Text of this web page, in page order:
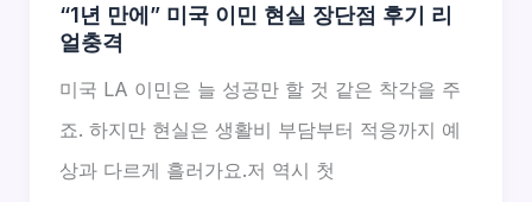
“1년 만에” 미국 이민 현실 장단점 후기 리
얼충격
미국 LA 이민은 늘 성공만 할 것 같은 착각을 주
죠. 하지만 현실은 생활비 부담부터 적응까지 예
상과 다르게 흘러가요.저 역시 첫